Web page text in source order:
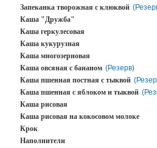
Запеканка творожная с клюквой
Каша "Дружба"
Каша геркулесовая
Каша кукурузная
Каша многозерновая
Каша овсяная с бананом (Резерв)
Каша пшенная постная с тыквой
Каша пшенная с яблоком и тыквой
Каша рисовая
Каша рисовая на кокосовом молоке
Крок
Наполнители